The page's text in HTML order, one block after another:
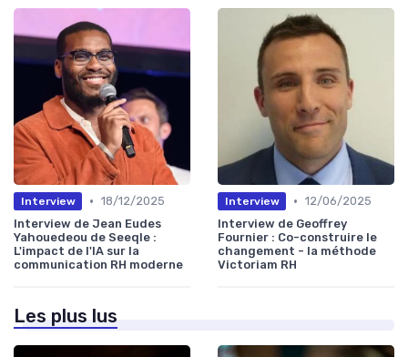
Interview • 18/12/2025
Interview de Jean Eudes
Yahouedeou de Seeqle :
L'impact de l'IA sur la
communication RH moderne
Interview • 12/06/2025
Interview de Geoffrey
Fournier : Co-construire le
changement - la méthode
Victoriam RH
Les plus lus